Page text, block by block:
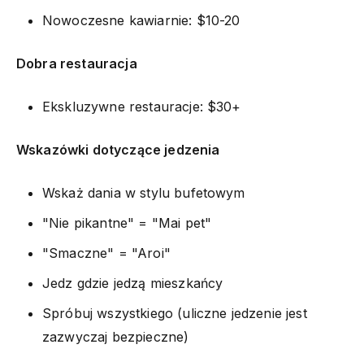
Nowoczesne kawiarnie: $10-20
Dobra restauracja
Ekskluzywne restauracje: $30+
Wskazówki dotyczące jedzenia
Wskaż dania w stylu bufetowym
"Nie pikantne" = "Mai pet"
"Smaczne" = "Aroi"
Jedz gdzie jedzą mieszkańcy
Spróbuj wszystkiego (uliczne jedzenie jest
zazwyczaj bezpieczne)